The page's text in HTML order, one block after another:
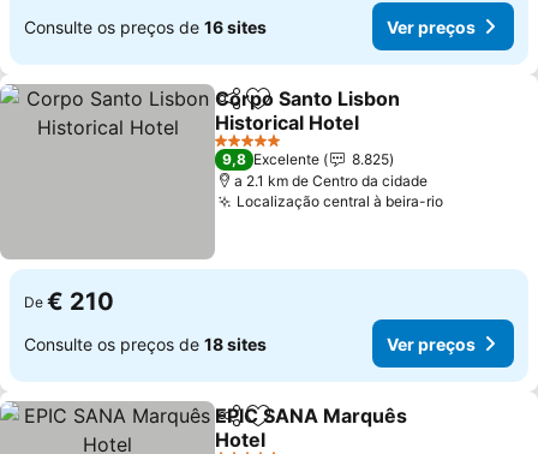
Consulte os preços de 16 sites Ver preços
PartilharAdicionar aos favoritos
Corpo Santo Lisbon
Historical Hotel
5 Estrelas
9,8 Excelente
8.825
a 2.1 km de Centro da cidade
Localização central à beira-rio
De € 210
Consulte os preços de 18 sites Ver preços
PartilharAdicionar aos favoritos
EPIC SANA Marquês
Hotel